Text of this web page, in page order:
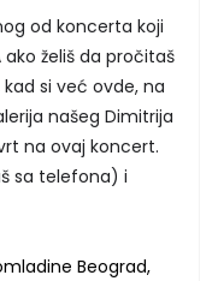
od koncerta koji
želiš da pročitaš
kad si već ovde, na
našeg Dimitrija
na ovaj koncert.
sa telefona) i